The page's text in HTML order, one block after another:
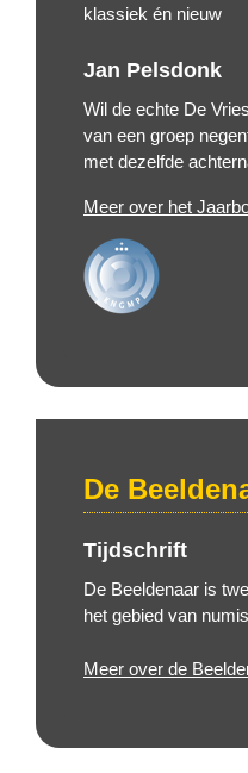
klassiek én nieuw
Jan Pelsdonk
Wil de echte De
van een groep
met dezelfde
Meer over het
De
Tijdschrift
De Beeldenaar is
het gebied van
Meer over de